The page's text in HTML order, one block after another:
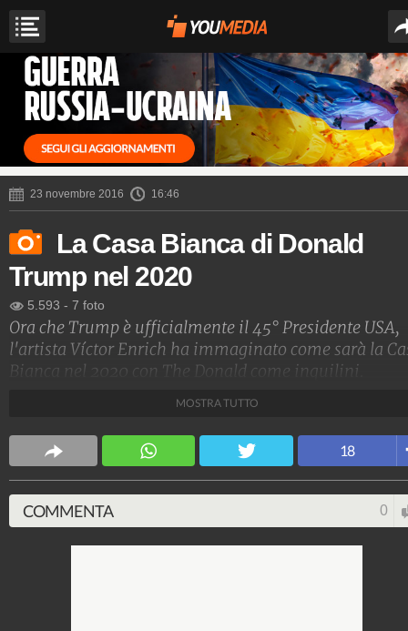
23 novembre 2016 16:46
La Casa Bianca di Donald
Trump nel 2020
5.593 - 7 foto
Ora che Trump è ufficialmente il 45° Presidente USA,
l'artista Víctor Enrich ha immaginato come sarà la
Bianca nel 2020 con The Donald come inquilini.
MOSTRA TUTTO
18
COMMENTA 0